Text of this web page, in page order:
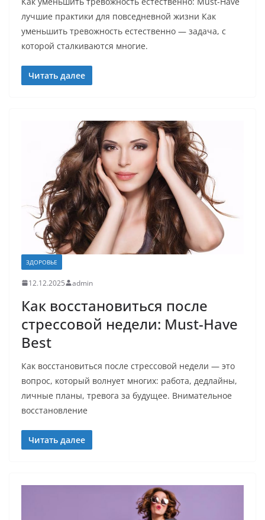
лучшие практики для повседневной жизни Как
уменьшить тревожность естественно — задача, с
которой сталкиваются многие.
Читать далее
ЗДОРОВЬЕ
12.12.2025 admin
Как восстановиться после
стрессовой недели: Must-Have
Best
Как восстановиться после стрессовой недели — это
вопрос, который волнует многих: работа, дедлайны,
личные планы, тревога за будущее. Внимательное
восстановление
Читать далее